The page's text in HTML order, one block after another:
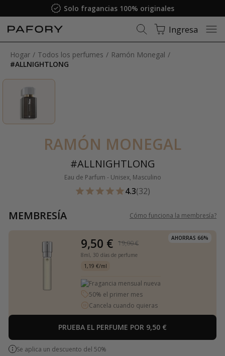
Solo fragancias 100% originales
Ingresa
Hogar Todos los perfumes
Ramón Monegal
#ALLNIGHTLONG
RAMÓN MONEGAL
#ALLNIGHTLONG
Eau de Parfum - Unisex, Masculino
4.3(32)
MEMBRESÍA Cómo funciona la membresía?
AHORRAS 66%
9,50 € 19,00 €
8ml, 30 días de perfume
1,19 €/ml
Fragancia mensual nueva
50% el primer mes
Cancela cuando quieras
PRUEBA EL PERFUME POR 9,50 €
Se aplica un descuento del 50%